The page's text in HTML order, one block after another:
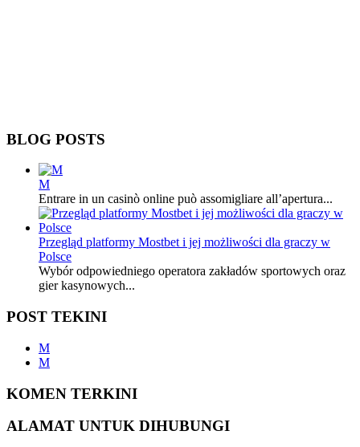
BLOG POSTS
M
Entrare in un casinò online può assomigliare all’apertura...
Przegląd platformy Mostbet i jej możliwości dla graczy w
Polsce
Wybór odpowiedniego operatora zakładów sportowych oraz
gier kasynowych...
POST TEKINI
M
M
KOMEN TERKINI
ALAMAT UNTUK DIHUBUNGI